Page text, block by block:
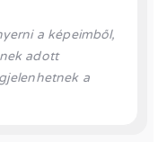
a képeimből,
adott
a